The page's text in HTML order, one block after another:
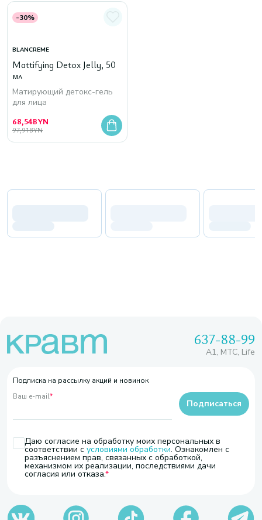
-30%
BLANCREME
Mattifying Detox Jelly, 50
мл
Матирующий детокс-гель
для лица
68,54BYN
97,91BYN
637-88-99
A1, МТС, Life
Подписка на рассылку акций и новинок
Ваш e-mail*
Даю согласие на обработку моих персональных в
соответствии с условиями обработки. Ознакомлен с
разъяснением прав, связанных с обработкой,
механизмом их реализации, последствиями дачи
согласия или отказа.
Подписаться